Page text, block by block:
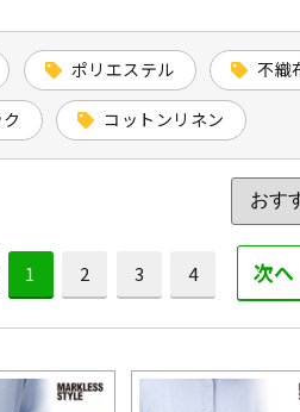
ポリエステル 不織
コットンリネン
1 2 3 4 次へ